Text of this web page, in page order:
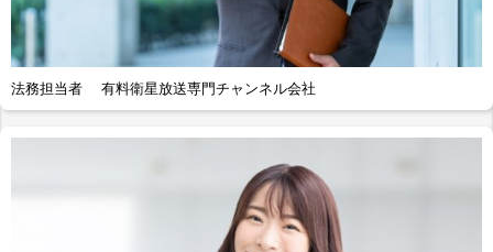
法務担当者 有料衛星放送専門チャンネル会社